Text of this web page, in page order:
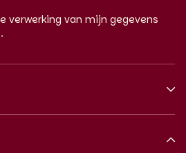
verwerking van mijn gegevens